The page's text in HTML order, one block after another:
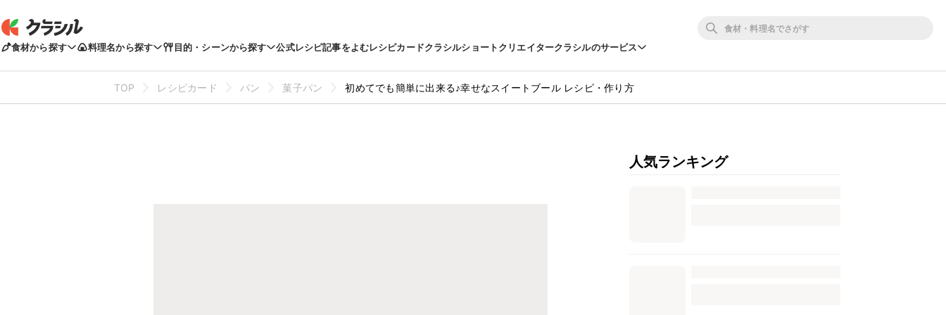
食材から探す 料理名から探す 目的・シーンから探す 公式レシピ記事をよむレシピカードクラシルショートクリエイタークラシルのサービス
TOP レシピカード パン 菓子パン 初めてでも簡単に出来る♪幸せなスイートブール レシピ・作り方
人気ランキング